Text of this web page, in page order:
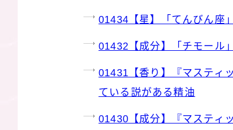
01434【星】「てんびん座
01432【成分】「チモール
01431【香り】『マスティ
ている説がある精油
01430【成分】『マスティ